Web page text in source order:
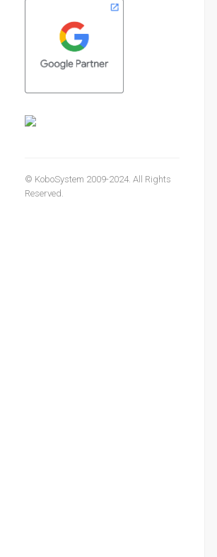
© KoboSystem 2009-2024. All Rights
Reserved.